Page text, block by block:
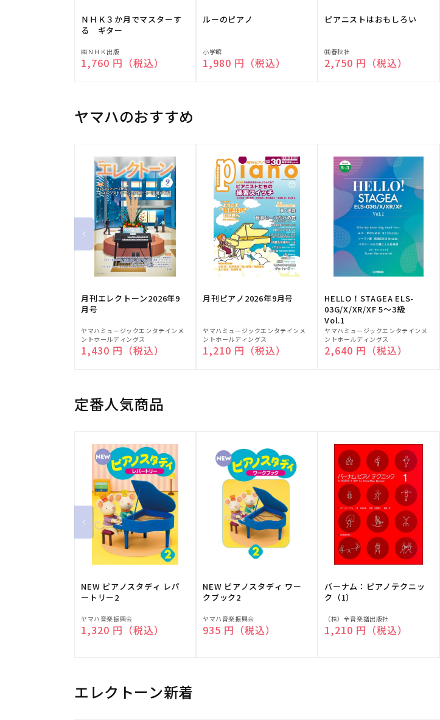
ＮＨＫ３か月でマスターす
る ギター
販
売
㈱ＮＨＫ出版
通常価格
1,760 円（税込）
ルーのピアノ
販
売
小学館
通常価格
1,980 円（税込）
ピアニストはおもしろい
販
売
㈱春秋社
通常価格
2,750 円（税込）
ヤマハのおすすめ
月刊エレクトーン2026年9
月号
販
売
元:
ヤマハミュージックエンタテインメ
ントホールディングス
通常価格
1,430 円（税込）
月刊ピアノ2026年9月号
販
売
元:
ヤマハミュージックエンタテインメ
ントホールディングス
通常価格
1,210 円（税込）
HELLO！STAGEA ELS-
03G/X/XR/XF 5～3級
Vol.1
販
売
元:
ヤマハミュージックエンタテインメ
ントホールディングス
通常価格
2,640 円（税込）
定番人気商品
NEW ピアノスタディ レパ
ートリー2
販
売
ヤマハ音楽振興会
通常価格
1,320 円（税込）
NEW ピアノスタディ ワー
クブック2
販
売
ヤマハ音楽振興会
通常価格
935 円（税込）
バーナム：ピアノテクニッ
ク（1）
販
売
（株）全音楽譜出版社
通常価格
1,210 円（税込）
エレクトーン新着